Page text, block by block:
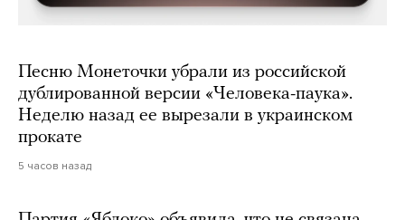
Песню Монеточки убрали из российской
дублированной версии «Человека-паука».
Неделю назад ее вырезали в украинском
прокате
5 часов назад